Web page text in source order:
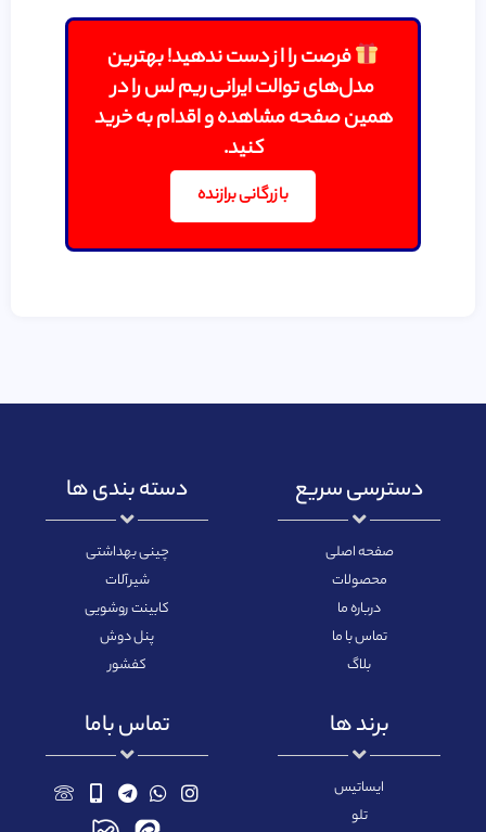
فرصت را از دست ندهید! بهترین
مدل‌های توالت ایرانی ریم لس را در
همین صفحه مشاهده و اقدام به خرید
کنید.
بازرگانی برازنده
دسترسی سریع
صفحه اصلی
محصولات
درباره ما
تماس با ما
بلاگ
دسته بندی ها
چینی بهداشتی
شیرآلات
کابینت روشویی
پنل دوش
کفشور
برند ها
ایساتیس
تلو
تماس باما